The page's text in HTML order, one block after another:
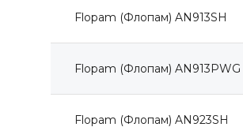
Flopam (Флопам) AN913SH
Flopam (Флопам) AN913PWG
Flopam (Флопам) AN923SH